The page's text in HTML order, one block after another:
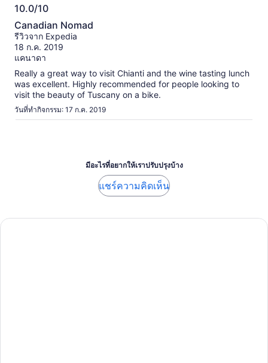
รีวิว
เกี่ยว
กับ
กิจกรรม
นี้
ข้อมูล
เพิ่ม
เติม
เกี่ยว
กับ
10.0/10
10.0
จาก
10
Canadian Nomad
รีวิวจาก Expedia
18 ก.ค. 2019
แคนาดา
Really a great way to visit Chianti and the wine tasting lunch
was excellent. Highly recommended for people looking to
visit the beauty of Tuscany on a bike.
วันที่ทำกิจกรรม: 17 ก.ค. 2019
มีอะไรที่อยากให้เราปรับปรุงบ้าง
แชร์ความคิดเห็น